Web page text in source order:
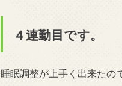
４連勤目です。
睡眠調整が上手く出来たの